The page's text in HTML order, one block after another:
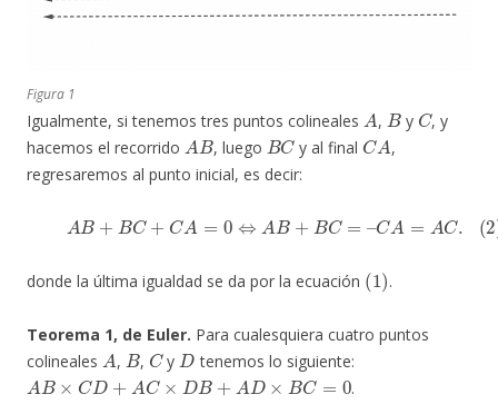
Figura 1
Igualmente, si tenemos tres puntos colineales
A
,
B
y
C
, y
hacemos el recorrido
A B
, luego
BC
y al final
CA
,
regresaremos al punto inicial, es decir:
+B CA= ⇔ A B C A= C.
donde la última igualdad se da por la ecuación
(1 )
.
Teorema 1, de Euler. Para cualesquiera cuatro puntos
colineales
A
,
B
,
C
y
D
tenemos lo siguiente:
AB×CD+AC ×D B+AD×BC=0
.